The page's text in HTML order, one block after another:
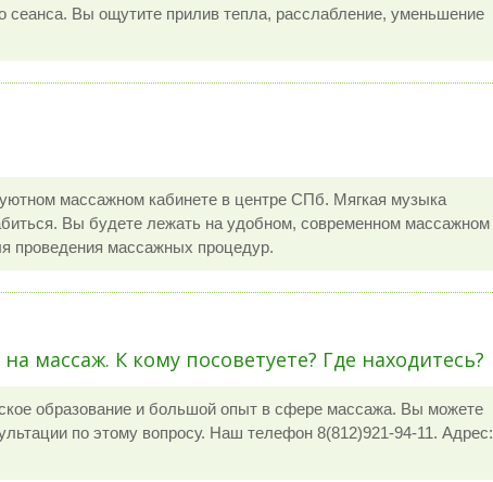
сеанса. Вы ощутите прилив тепла, расслабление, уменьшение
массажном кабинете в центре СПб. Мягкая музыка
Вы будете лежать на удобном, современном массажном
проведения массажных процедур.
массаж. К кому посоветуете? Где находитесь?
образование и большой опыт в сфере массажа. Вы можете
по этому вопросу. Наш телефон 8(812)921-94-11. Адрес: